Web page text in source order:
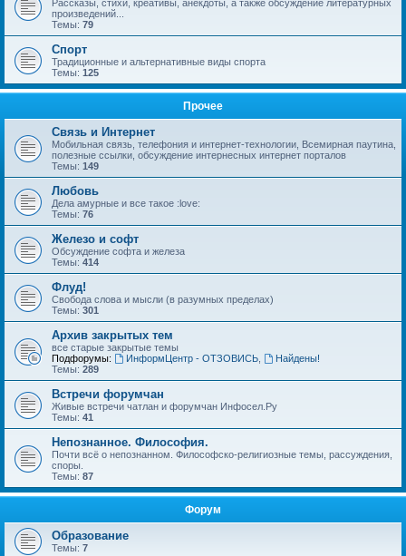
Рассказы, стихи, креативы, анекдоты, а также обсуждение литературных
произведений...
Темы: 79
Спорт
Традиционные и альтернативные виды спорта
Темы: 125
Прочее
Связь и Интернет
Мобильная связь, телефония и интернет-технологии, Всемирная паутина,
полезные ссылки, обсуждение интернесных интернет порталов
Темы: 149
Любовь
Дела амурные и все такое :love:
Темы: 76
Железо и софт
Обсуждение софта и железа
Темы: 414
Флуд!
Свобода слова и мысли (в разумных пределах)
Темы: 301
Архив закрытых тем
все старые закрытые темы
Подфорумы:
ИнформЦентр - ОТЗОВИСЬ,
Найдены!
Темы: 289
Встречи форумчан
Живые встречи чатлан и форумчан Инфосел.Ру
Темы: 41
Непознанное. Философия.
Почти всё о непознанном. Философско-религиозные темы, рассуждения,
споры.
Темы: 87
Форум
Образование
Темы: 7